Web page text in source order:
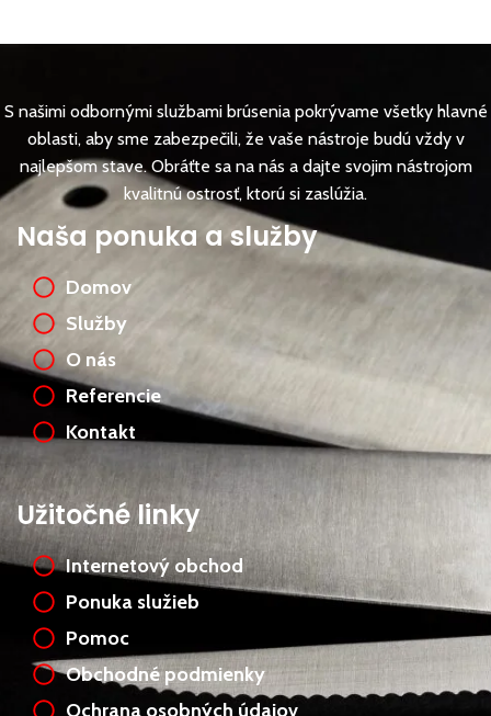
S našimi odbornými službami brúsenia pokrývame všetky hlavné
oblasti, aby sme zabezpečili, že vaše nástroje budú vždy v
najlepšom stave. Obráťte sa na nás a dajte svojim nástrojom
kvalitnú ostrosť, ktorú si zaslúžia.
Naša ponuka a služby
Domov
Služby
O nás
Referencie
Kontakt
Užitočné linky
Internetový obchod
Ponuka služieb
Pomoc
Obchodné podmienky
Ochrana osobných údajov